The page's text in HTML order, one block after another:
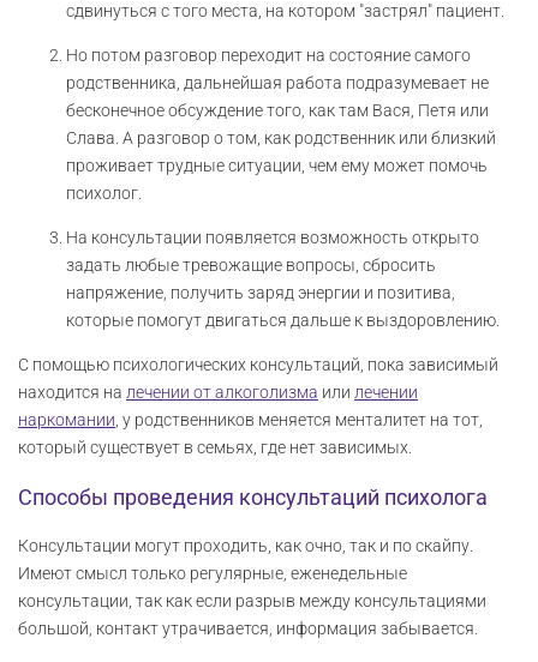
сдвинуться с того места, на котором "застрял" пациент.
Но потом разговор переходит на состояние самого
родственника, дальнейшая работа подразумевает не
бесконечное обсуждение того, как там Вася, Петя или
Слава. А разговор о том, как родственник или близкий
проживает трудные ситуации, чем ему может помочь
психолог.
На консультации появляется возможность открыто
задать любые тревожащие вопросы, сбросить
напряжение, получить заряд энергии и позитива,
которые помогут двигаться дальше к выздоровлению.
С помощью психологических консультаций, пока зависимый
находится на лечении от алкоголизма или лечении
наркомании , у родственников меняется менталитет на тот,
который существует в семьях, где нет зависимых.
Способы проведения консультаций психолога
Консультации могут проходить, как очно, так и по скайпу.
Имеют смысл только регулярные, еженедельные
консультации, так как если разрыв между консультациями
большой, контакт утрачивается, информация забывается.